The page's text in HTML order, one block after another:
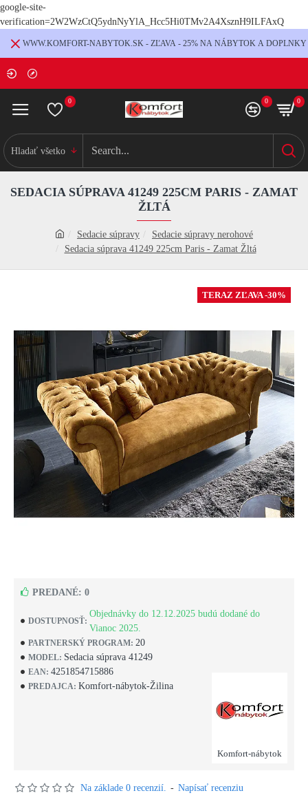
google-site-
verification=2W2WzCtQ5ydnNyYlA_Hcc5Hi0TMv2A4XsznH9ILFAxQ
WWW.KOMFORT-NABYTOK.SK - ZĽAVA - 25% NA NÁBYTOK A DOPLNKY
0 0 0
Hladať všetko
Sedacie súpravy
Sedacie súpravy nerohové
Sedacia súprava 41249 225cm Paris - Zamat Žltá
SEDACIA SÚPRAVA 41249 225CM PARIS - ZAMAT
ŽLTÁ
TERAZ ZĽAVA -30%
DOSTUPNOSŤ:
Objednávky do 12.12.2025 budú dodané do
Vianoc 2025.
PARTNERSKÝ PROGRAM: 20
MODEL: Sedacia súprava 41249
EAN: 4251854715886
PREDAJCA: Komfort-nábytok-Žilina
Komfort-nábytok
PREDANÉ: 0
Na základe 0 recenzií. - Napísať recenziu